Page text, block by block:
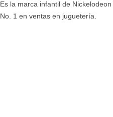
Es la marca infantil de
No. 1 en ventas en juguetería.